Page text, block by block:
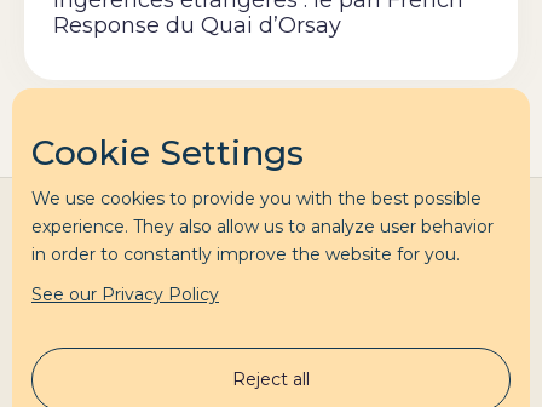
Response du Quai d’Orsay
Accompagnement
Cookie Settings
We use cookies to provide you with the best possible
experience. They also allow us to analyze user behavior
in order to constantly improve the website for you.
See our Privacy Policy
Reject all